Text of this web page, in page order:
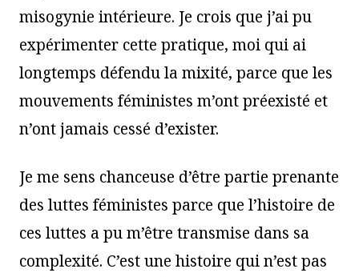
misogynie intérieure. Je crois que j’ai pu
expérimenter cette pratique, moi qui ai
longtemps défendu la mixité, parce que les
mouvements féministes m’ont préexisté et
n’ont jamais cessé d’exister.
Je me sens chanceuse d’être partie prenante
des luttes féministes parce que l’histoire de
ces luttes a pu m’être transmise dans sa
complexité. C’est une histoire qui n’est pas